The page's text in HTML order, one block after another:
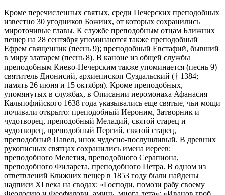
Кроме перечисленных святых, среди Печерских преподобных
известно 30 угодников Божиих, от которых сохранились
мироточивые главы. К службе преподобным отцам Ближних
пещер на 28 сентября упоминаются также преподобный
Ефрем священник (песнь 9); преподобный Евстафий, бывший
в миру златарем (песнь 8). В каноне из общей службы
преподобным Киево-Печерским также упоминается (песнь 9)
святитель Дионисий, архиепископ Суздальский († 1384;
память 26 июня и 15 октября). Кроме преподобных,
упомянутых в службах, в Описании иеромонаха Афанасия
Кальпофийского 1638 года указывались еще святые, чьи мощи
почивали открыто: преподобный Иероним, Затворник и
чудотворец, преподобный Меладий, святой старец и
чудотворец, преподобный Пергий, святой старец,
преподобный Павел, инок чудесно-послушливый. В древних
рукописных святцах сохранились имена иереев:
преподобного Мелетия, преподобного Серапиона,
преподобного Филарета, преподобного Петра. В одном из
ответвлений Ближних пещер в 1853 году были найдены
надписи XI века на сводах: «Господи, помози рабу своему